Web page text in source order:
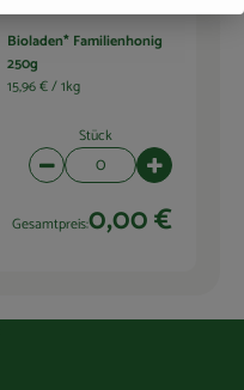
Bioladen* Familienhonig
250g
15,96 € /1kg
Stück
Artikelanzahl verringern
Gesamtpreis:0,00 €